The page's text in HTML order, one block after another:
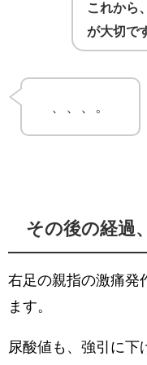
これから
が大切で
、、、。
その後の経過
右足の親指の激痛発
ます。
尿酸値も、強引に下